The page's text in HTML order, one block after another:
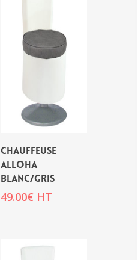
CHAUFFEUSE
ALLOHA
BLANC/GRIS
49.00€ HT